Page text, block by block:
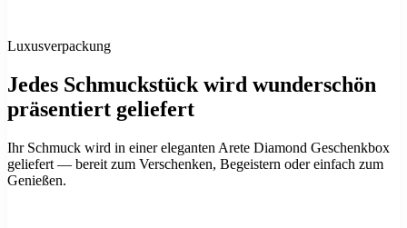
Luxusverpackung
Jedes Schmuckstück wird wunderschön
präsentiert geliefert
Ihr Schmuck wird in einer eleganten Arete Diamond Geschenkbox
geliefert — bereit zum Verschenken, Begeistern oder einfach zum
Genießen.